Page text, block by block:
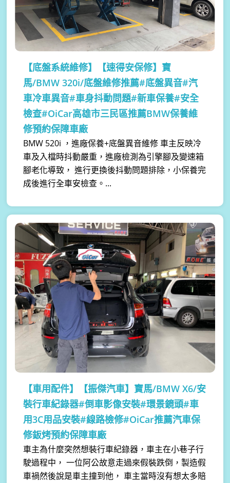
【底盤系統維修】
【速得安保修】寶
馬/BMW 320i/底盤維修推薦#底盤異音#汽
車冷車異音#車身抖動問題#新車保養#安全
檢查#OiCar高雄市三民區推薦BMW保養維
修預約保障車廠
BMW 520i ，進廠保養+底盤異音維修 車主反映冷
車及入檔時抖動嚴重，進廠檢測為引擎腳及變速箱
腳老化導致， 進行更換後抖動問題排除，小保養完
成後進行全車安檢查。...
【車用配件】
【振傑汽車】寶馬/BMW X6/安
裝行車紀錄器#倒車影像安裝#環景鏡頭#車
用3C用品安裝#線路檢修#OiCar推薦汽車保
修鈑烤預約保障車廠
車主為什麼突然想裝行車紀錄器，車主在小巷子行
駛過程中， 一位阿公故意走過來假裝跌倒，製造假
車禍然後說是車主撞到他， 車主當時沒有想太多賠